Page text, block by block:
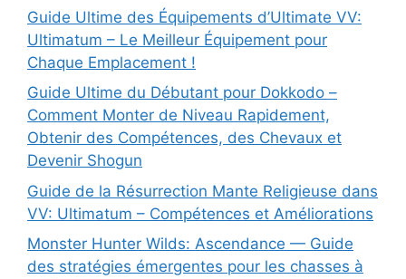
Guide Ultime des Équipements d’Ultimate VV:
Ultimatum – Le Meilleur Équipement pour
Chaque Emplacement !
Guide Ultime du Débutant pour Dokkodo –
Comment Monter de Niveau Rapidement,
Obtenir des Compétences, des Chevaux et
Devenir Shogun
Guide de la Résurrection Mante Religieuse dans
VV: Ultimatum – Compétences et Améliorations
Monster Hunter Wilds: Ascendance — Guide
des stratégies émergentes pour les chasses à